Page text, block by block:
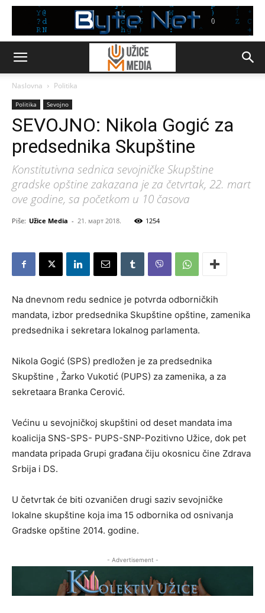
Naslovna Politika
Politika Sevojno
SEVOJNO: Nikola Gogić za
predsednika Skupštine
Konstitutivna sednica sevojničke Skupštine
gradske opštine zakazana je za četvrtak, 22. mart
ove godine, sa početkom u 10 časova
Piše: Užice Media - 21. март 2018. 1254
Na dnevnom redu sednice je potvrda odborničkih
mandata, izbor predsednika Skupštine opštine, zamenika
predsednika i sekretara lokalnog parlamenta.
Nikola Gogić (SPS) predložen je za predsednika
Skupštine , Žarko Vukotić (PUPS) za zamenika, a za
sekretaara Branka Cerović.
Većinu u sevojničkoj skupštini od deset mandata ima
koalicija SNS-SPS- PUPS-SNP-Pozitivno Užice, dok pet
mandata pripada Grupi građana čiju okosnicu čine Zdrava
Srbija i DS.
U četvrtak će biti ozvaničen drugi saziv sevojničke
lokalne skupštine koja ima 15 odbornika od osnivanja
Gradske opštine 2014. godine.
- Advertisement -